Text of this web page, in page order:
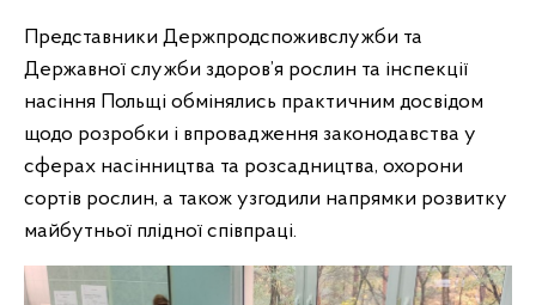
Представники Держпродспоживслужби та
Державної служби здоров’я рослин та інспекції
насіння Польщі обмінялись практичним досвідом
щодо розробки і впровадження законодавства у
сферах насінництва та розсадництва, охорони
сортів рослин, а також узгодили напрямки розвитку
майбутньої плідної співпраці.